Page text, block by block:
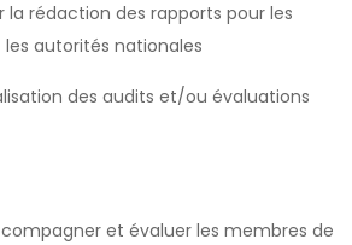
la rédaction des rapports pour les
autorités nationales
des audits et/ou évaluations
et évaluer les membres de